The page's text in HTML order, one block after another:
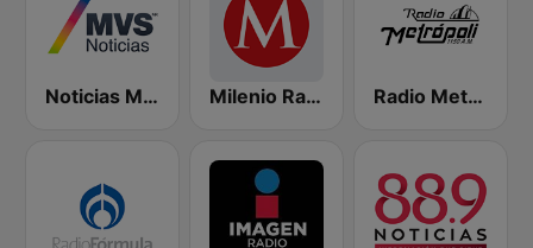
Noticias MVS Milenio Radio 103.7 Radio Metrópoli 1150 AM